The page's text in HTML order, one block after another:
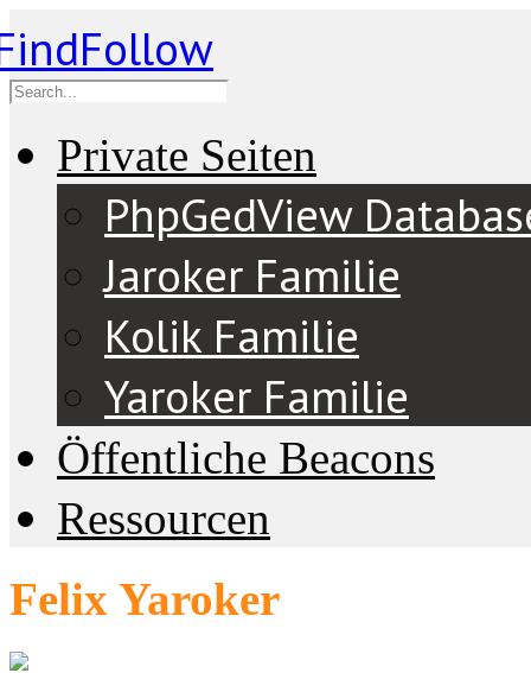
Private Seiten
PhpGedView
Jaroker Familie
Kolik Familie
Yaroker Familie
Öffentliche Beacons
Ressourcen
Felix Yaroker